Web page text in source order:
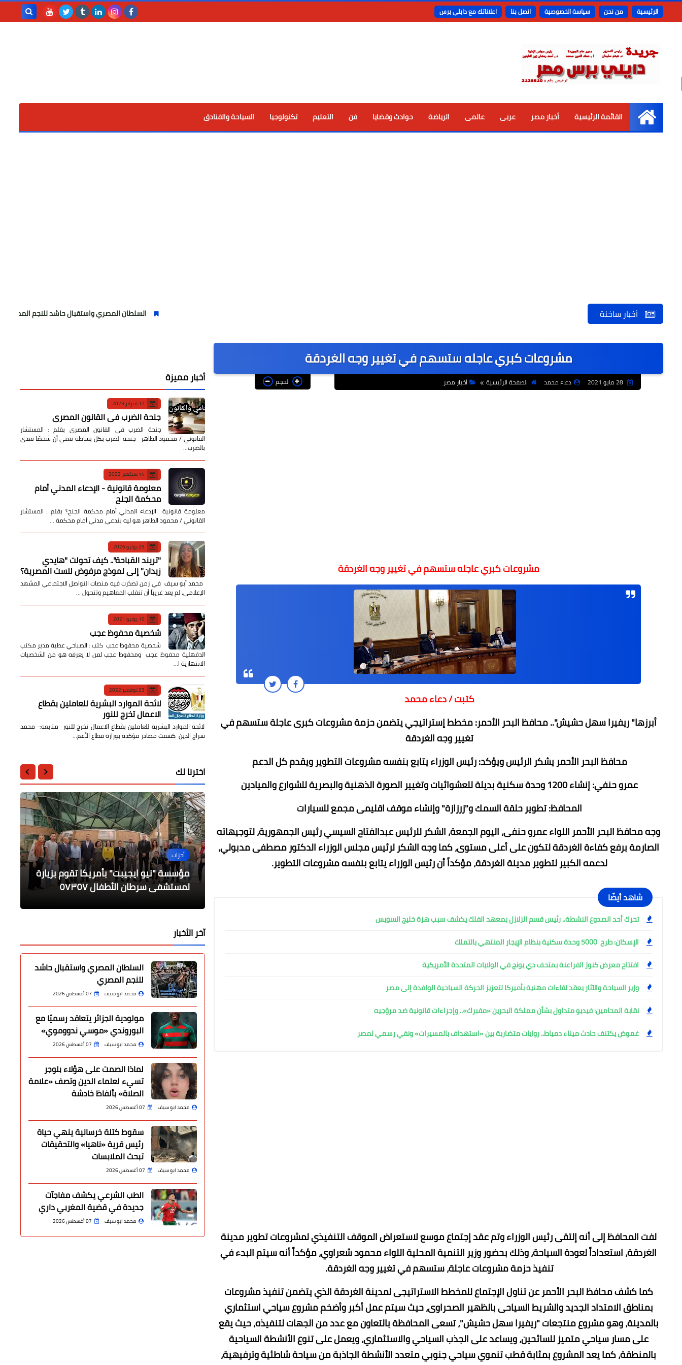
الرئيسية من نحن سياسة الخصوصية اتصل بنا اعلاناتك مع دايلي برس
الرئيسية
القائمة الرئيسية أخبار مصر عربى عالمى الرياضة حوادث وقضايا فن التعليم تكنولوجيا السياحة والفنادق
أخبار ساخنة السلطان المصري واستقبال حاشد للنجم المصري
مشروعات كبري عاجله ستسهم في تغيير وجه الغردقة
28 مايو 2021 دعاء محمد الصفحة الرئيسية أخبار مصر الحجم
مشروعات كبري عاجله ستسهم في تغيير وجه الغردقة
كتبت / دعاء محمد
أبرزها" ريفيرا سهل حشيش".. محافظ البحر الأحمر: مخطط إستراتيجي يتضمن حزمة مشروعات كبرى عاجلة ستسهم في
تغيير وجه الغردقة
محافظ البحر الأحمر يشكر الرئيس ويؤكد: رئيس الوزراء يتابع بنفسه مشروعات التطوير ويقدم كل الدعم
عمرو حنفي: إنشاء 1200 وحدة سكنية بديلة للعشوائيات وتغيير الصورة الذهنية والبصرية للشوارع والميادين
المحافظ: تطوير حلقة السمك و"زرزازة" وإنشاء موقف اقليمى مجمع للسيارات
وجه محافظ البحر الأحمر اللواء عمرو حنفى، اليوم الجمعة، الشكر للرئيس عبدالفتاح السيسي رئيس الجمهورية، لتوجيهاته
الصارمة برفع كفاءة الغردقة لتكون على أعلى مستوى، كما وجه الشكر لرئيس مجلس الوزراء الدكتور مصطفى مدبولي،
لدعمه الكبير لتطوير مدينة الغردقة، مؤكداً أن رئيس الوزراء يتابع بنفسه مشروعات التطوير.
شاهد أيضًا
تحرك أحد الصدوع النشطة.. رئيس قسم الزلازل بمعهد الفلك يكشف سبب هزة خليج السويس
الإسكان: طرح 5000 وحدة سكنية بنظام الإيجار المنتهي بالتملك
افتتاح معرض كنوز الفراعنة بمتحف دي يونج في الولايات المتحدة الأمريكية
وزير السياحة والآثار يعقد لقاءات مهنية بأميركا لتعزيز الحركة السياحية الوافدة إلى مصر
نقابة المحامين: فيديو متداول بشأن مملكة البحرين «مفبرك».. وإجراءات قانونية ضد مروّجيه
غموض يكتنف حادث ميناء دمياط.. روايات متضاربة بين «استهداف بالمسيرات» ونفي رسمي لمصر
لفت المحافظ إلى أنه إلتقى رئيس الوزراء وتم عقد إجتماع موسع لاستعراض الموقف التنفيذي لمشروعات تطوير مدينة
الغردقة، استعداداً لعودة السياحة، وذلك بحضور وزير التنمية المحلية اللواء محمود شعراوي، مؤكداً أنه سيتم البدء في
تنفيذ حزمة مشروعات عاجلة، ستسهم في تغيير وجه الغردقة.
كما كشف محافظ البحر الأحمر عن تناول الإجتماع للمخطط الاستراتيجى لمدينة الغردقة الذي يتضمن تنفيذ مشروعات
بمناطق الامتداد الجديد والشريط السياحى بالظهير الصحراوى، حيث سيتم عمل أكبر وأضخم مشروع سياحي استثماري
بالمدينة، وهو مشروع منتجعات "ريفيرا سهل حشيش"، تسعى المحافظة بالتعاون مع عدد من الجهات لتنفيذه، حيث يقع
على مسار سياحي متميز للسائحين، ويساعد على الجذب السياحي والاستثماري، ويعمل على تنوع الأنشطة السياحية
بالمنطقة، كما يعد المشروع بمثابة قطب تنموي سياحي جنوبي متعدد الأنشطة الجاذبة من سياحة شاطئية وترفيهية،
أخبار مميزة
17 فبراير 2023
جنحة الضرب في القانون المصري
جنحة الضرب في القانون المصري بقلم : المستشار
القانوني / محمود الطاهر جنحة الضرب بكل بساطة تعني أن شخصًا تعدى
بالضرب…
14 سبتمبر 2022
معلومة قانونية - الإدعاء المدني أمام
محكمة الجنح
معلومة قانونية الإدعاء المدني أمام محكمة الجنح؟ بقلم : المستشار
القانوني / محمود الطاهر هو ليه بندعي مدني أمام محكمة …
25 يوليو 2026
​"تريند القباحة".. كيف تحولت "هايدي
زيدان" إلى نموذج مرفوض للست المصرية؟
​ محمد أبو سيف ​في زمن تصدّرت فيه منصات التواصل الاجتماعي المشهد
الإعلامي، لم يعد غريباً أن تنقلب المفاهيم وتتحول …
10 يونيو 2021
شخصية محفوظ عجب
شخصية محفوظ عجب كتب : الصباحي عطية مدير مكتب
الدقهلية محفوظ عجب ومحفوظ عجب لمن لا يعرفه هو من الشخصيات
الانتهازية ا…
23 نوفمبر 2022
لائحة الموارد البشرية للعاملين بقطاع
الاعمال تخرج للنور
لائحة الموارد البشرية للعاملين بقطاع الاعمال تخرج للنور متابعه:- محمد
سراج الدين كشفت مصادر مؤكدة بوزارة قطاع الأعم…
اخترنا لك
محمد ابو سيف
أحزاب
مؤسسة "نيو ايجيبت" بأمريكا تقوم بزيارة
لمستشفى سرطان الأطفال ٥٧٣٥٧
محمد ابو سيف
محافظات
مياه أسوان : رفع درجة الاستعداد
القصوى والتشديد على مخلفات الأضاحي
محمد ابو سيف
أخبار مصر
افتتاح 6 أفرع خارجية لـ"جسور" للترويج
للمنتجات المصرية حول العالم
محمد ابو سيف
عاجل
عاجل / سيف عيسي يحقق الذهبية
محمد ابو سيف
محافظات
مياه أسيوط ترفع درجة الاستعداد
لاستقبال عيد الأضحى
آخر الأخبار
السلطان المصري واستقبال حاشد
للنجم المصري
محمد ابو سيف 07 أغسطس 2026
مولودية الجزائر يتعاقد رسميًا مع
البوروندي «موسي ندووموي»
محمد ابو سيف 07 أغسطس 2026
لماذا الصمت على هؤلاء بلوجر
تسيء لعلماء الدين وتصف «علامة
الصلاة» بألفاظ خادشة
محمد ابو سيف 07 أغسطس 2026
سقوط كتلة خرسانية ينهي حياة
رئيس قرية «ناهيا» والتحقيقات
تبحث الملابسات
محمد ابو سيف 07 أغسطس 2026
الطب الشرعي يكشف مفاجآت
جديدة في قضية المغربي داري
محمد ابو سيف 07 أغسطس 2026